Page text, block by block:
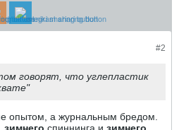
#2
говорят, что углепластик
опытом, а журнальным бредом.